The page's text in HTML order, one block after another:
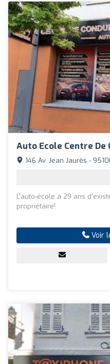
Auto Ecole Centre De
146 Av. Jean Jaurès -
L'auto-école a 29 ans
propriétaire!
Voir